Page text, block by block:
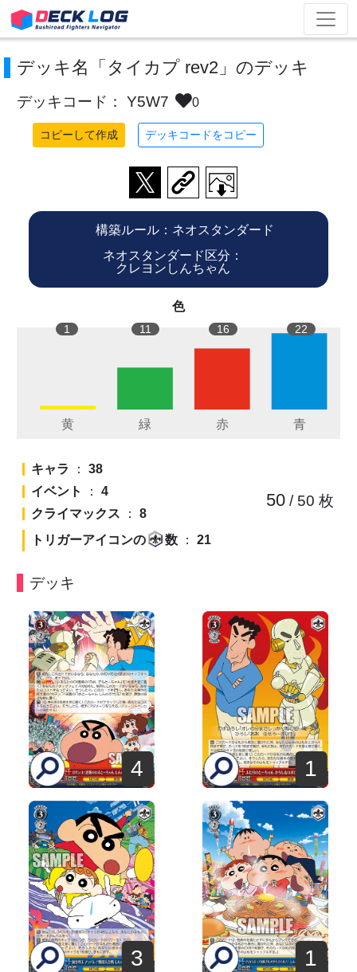
デッキ名「タイカプ rev2」のデッキ
デッキコード： Y5W7 0
コピーして作成 デッキコードをコピー
構築ルール：ネオスタンダード
ネオスタンダード区分：
クレヨンしんちゃん
色
1 11 16 22
キャラ ： 38
イベント
： 4
クライマックス ： 8
トリガーアイコンの
数 ： 21
50/ 50 枚
デッキ
4 1
3 1